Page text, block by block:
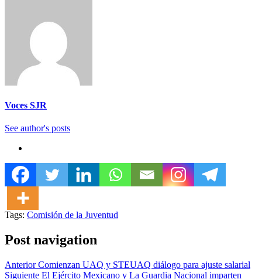
Voces SJR
See author's posts
Tags: Comisión de la Juventud
Post navigation
AnteriorComienzan UAQ y STEUAQ diálogo para ajuste salarial
Siguiente El Ejército Mexicano y La Guardia Nacional imparten